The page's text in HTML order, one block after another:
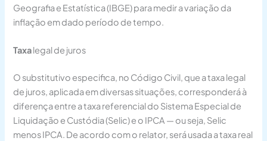
Geografia e Estatística (IBGE) para medir a variação da
inflação em dado período de tempo.
Taxalegal de juros
O substitutivo especifica, no Código Civil, que a taxa legal
de juros, aplicada em diversas situações, corresponderá à
diferença entre a taxa referencial do Sistema Especial de
Liquidação e Custódia (Selic) e o IPCA — ou seja, Selic
menos IPCA. De acordo com o relator, será usada a taxa real